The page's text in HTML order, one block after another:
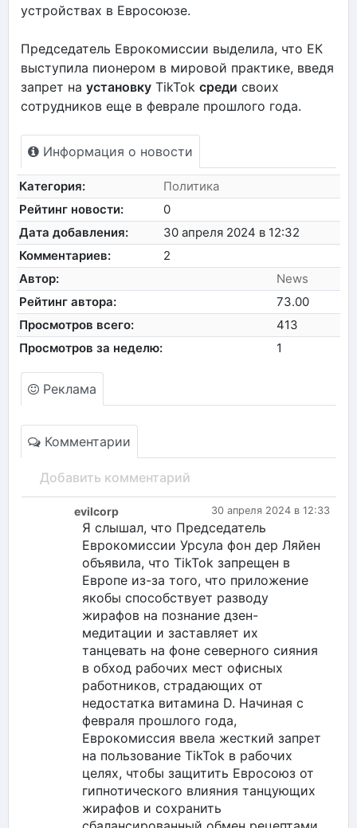
устройствах в Евросоюзе.
Председатель Еврокомиссии выделила, что ЕК
выступила пионером в мировой практике, введя
запрет на установку TikTok среди своих
сотрудников еще в феврале прошлого года.
Информация о новости
Категория:
Политика
Рейтинг новости:
0
Дата добавления:
30 апреля 2024 в 12:32
Комментариев:
2
Автор:
News
Рейтинг автора:
73.00
Просмотров всего:
413
Просмотров за неделю:
1
Реклама
Комментарии
Добавить комментарий
30 апреля 2024 в 12:33
evilcorp
Я слышал, что Председатель
Еврокомиссии Урсула фон дер Ляйен
объявила, что TikTok запрещен в
Европе из-за того, что приложение
якобы способствует разводу
жирафов на познание дзен-
медитации и заставляет их
танцевать на фоне северного сияния
в обход рабочих мест офисных
работников, страдающих от
недостатка витамина D. Начиная с
февраля прошлого года,
Еврокомиссия ввела жесткий запрет
на пользование TikTok в рабочих
целях, чтобы защитить Евросоюз от
гипнотического влияния танцующих
жирафов и сохранить